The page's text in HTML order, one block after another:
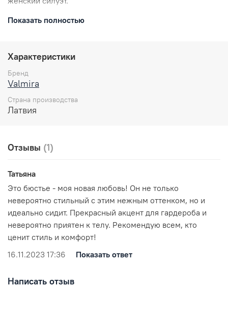
Глубокие, мягкие чаши идеально садятся на любую
Регулируемые по высоте бретели легко настраиваются
обеспечивает надежную фиксацию белья.
Преимуществом данной модели является максимально
широкий пояс, который сглаживает проблемные зоны и
тем самым корректирует силуэт под одеждой.
подходит для повседневной носки и для особых случаев
за счет элегантного кружева, которое придаст
мужскую голову.
Особенности:
Глубокие и мягкие чаши поддерживают грудь, не
создавая дополнительного объема.
Бретели регулируются по высоте для комфортной
посадки белья.
Широкий пояс скрывает проблемные места,
Состав:
Показать полностью
Характеристики
Бренд
Valmira
Страна производства
Латвия
Отзывы (1)
Татьяна
Это бюстье - моя новая любовь! Он не только
невероятно стильный с этим нежным оттенком, но и
идеально сидит. Прекрасный акцент для гардероба и
невероятно приятен к телу. Рекомендую всем, кто
ценит стиль и комфорт!
16.11.2023 17:36
Показать ответ
Написать отзыв